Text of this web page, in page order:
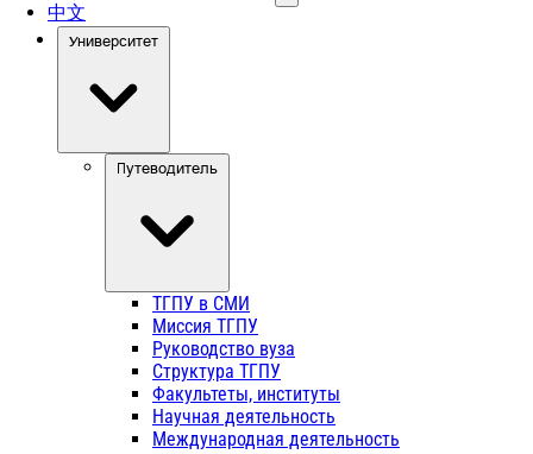
中文
Университет
Путеводитель
ТГПУ в СМИ
Миссия ТГПУ
Руководство вуза
Структура ТГПУ
Факультеты, институты
Научная деятельность
Международная деятельность